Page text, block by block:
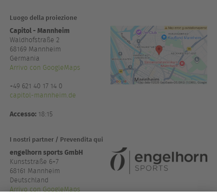
Luogo della proiezione
Capitol - Mannheim
Waldhofstraße 2
68169 Mannheim
Germania
Arrivo con GoogleMaps
+49 621 40 17 14 0
capitol-mannheim.de
Accesso: 18:15
I nostri partner / Prevendita qui
engelhorn sports GmbH
Kunststraße 6+7
68161 Mannheim
Deutschland
Arrivo con GoogleMaps